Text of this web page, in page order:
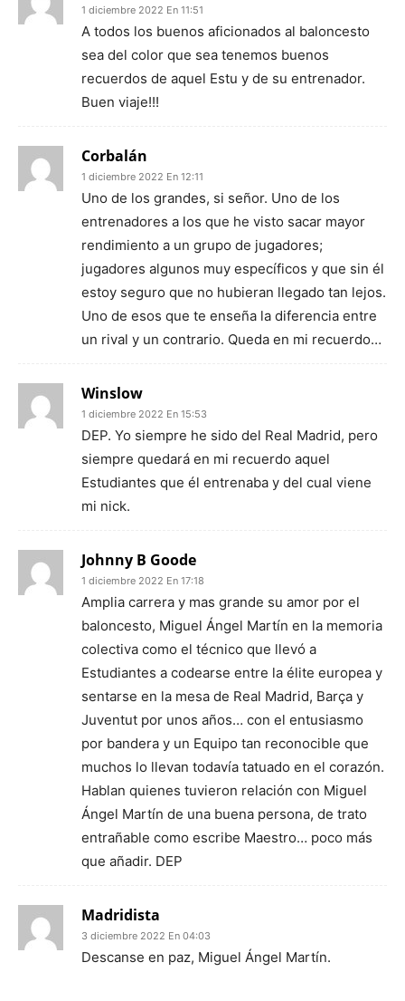
1 diciembre 2022 En 11:51
A todos los buenos aficionados al baloncesto
sea del color que sea tenemos buenos
recuerdos de aquel Estu y de su entrenador.
Buen viaje!!!
Corbalán
1 diciembre 2022 En 12:11
Uno de los grandes, si señor. Uno de los
entrenadores a los que he visto sacar mayor
rendimiento a un grupo de jugadores;
jugadores algunos muy específicos y que sin él
estoy seguro que no hubieran llegado tan lejos.
Uno de esos que te enseña la diferencia entre
un rival y un contrario. Queda en mi recuerdo…
Winslow
1 diciembre 2022 En 15:53
DEP. Yo siempre he sido del Real Madrid, pero
siempre quedará en mi recuerdo aquel
Estudiantes que él entrenaba y del cual viene
mi nick.
Johnny B Goode
1 diciembre 2022 En 17:18
Amplia carrera y mas grande su amor por el
baloncesto, Miguel Ángel Martín en la memoria
colectiva como el técnico que llevó a
Estudiantes a codearse entre la élite europea y
sentarse en la mesa de Real Madrid, Barça y
Juventut por unos años… con el entusiasmo
por bandera y un Equipo tan reconocible que
muchos lo llevan todavía tatuado en el corazón.
Hablan quienes tuvieron relación con Miguel
Ángel Martín de una buena persona, de trato
entrañable como escribe Maestro… poco más
que añadir. DEP
Madridista
3 diciembre 2022 En 04:03
Descanse en paz, Miguel Ángel Martín.